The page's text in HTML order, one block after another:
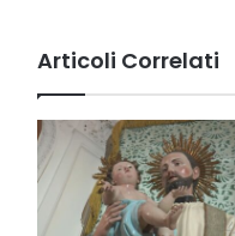
play-
Articoli Correlati